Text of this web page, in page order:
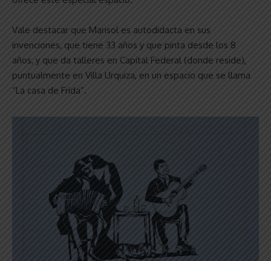
Vale destacar que Marisol es autodidacta en sus
invenciones, que tiene 33 años y que pinta desde los 8
años, y que da talleres en Capital Federal (donde reside),
puntualmente en Villa Urquiza, en un espacio que se llama
“La casa de Frida”.